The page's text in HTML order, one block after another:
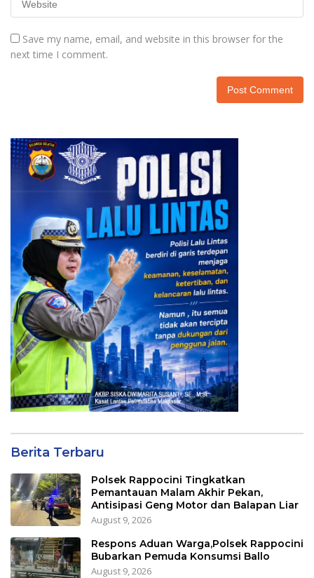
Save my name, email, and website in this browser for the
next time I comment.
Berita Terbaru
Polsek Rappocini Tingkatkan
Pemantauan Malam Akhir Pekan,
Antisipasi Geng Motor dan Balapan Liar
August 9, 2026
Respons Aduan Warga,Polsek Rappocini
Bubarkan Pemuda Konsumsi Ballo
August 9, 2026